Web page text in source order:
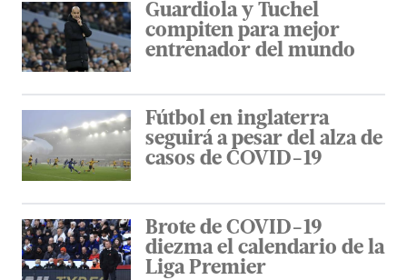
Guardiola y Tuchel
compiten para mejor
entrenador del mundo
Fútbol en inglaterra
seguirá a pesar del alza de
casos de COVID-19
Brote de COVID-19
diezma el calendario de la
Liga Premier